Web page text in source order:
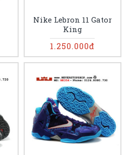
Nike Lebron 11 Gator
King
1.250.000đ